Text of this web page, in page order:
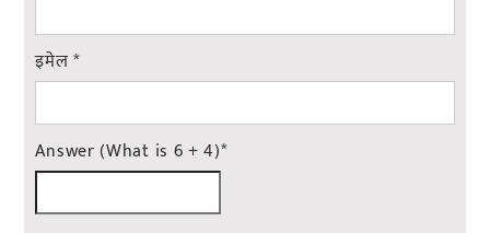
इमेल*
Answer (What is 6 + 4)*